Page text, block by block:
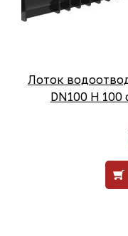
Лоток
DN100 H